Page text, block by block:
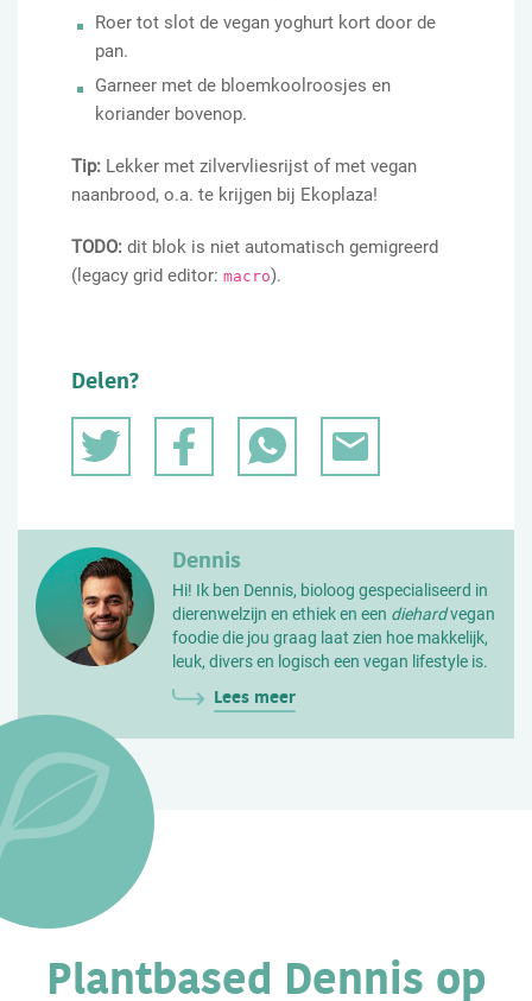
Roer tot slot de vegan yoghurt kort door de
pan.
Garneer met de bloemkoolroosjes en
koriander bovenop.
Tip: Lekker met zilvervliesrijst of met vegan
naanbrood, o.a. te krijgen bij Ekoplaza!
TODO: dit blok is niet automatisch gemigreerd
(legacy grid editor: macro).
Delen?
Dennis
Hi! Ik ben Dennis, bioloog gespecialiseerd in
dierenwelzijn en ethiek en een diehardvegan
foodie die jou graag laat zien hoe makkelijk,
leuk, divers en logisch een vegan lifestyle is.
Lees meer
Plantbased Dennis op